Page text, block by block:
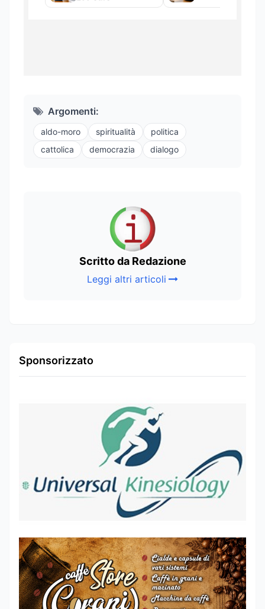
Argomenti:
aldo-moro spiritualità
politica
cattolica
democrazia dialogo
Scritto da Redazione
Leggi altri articoli
Sponsorizzato